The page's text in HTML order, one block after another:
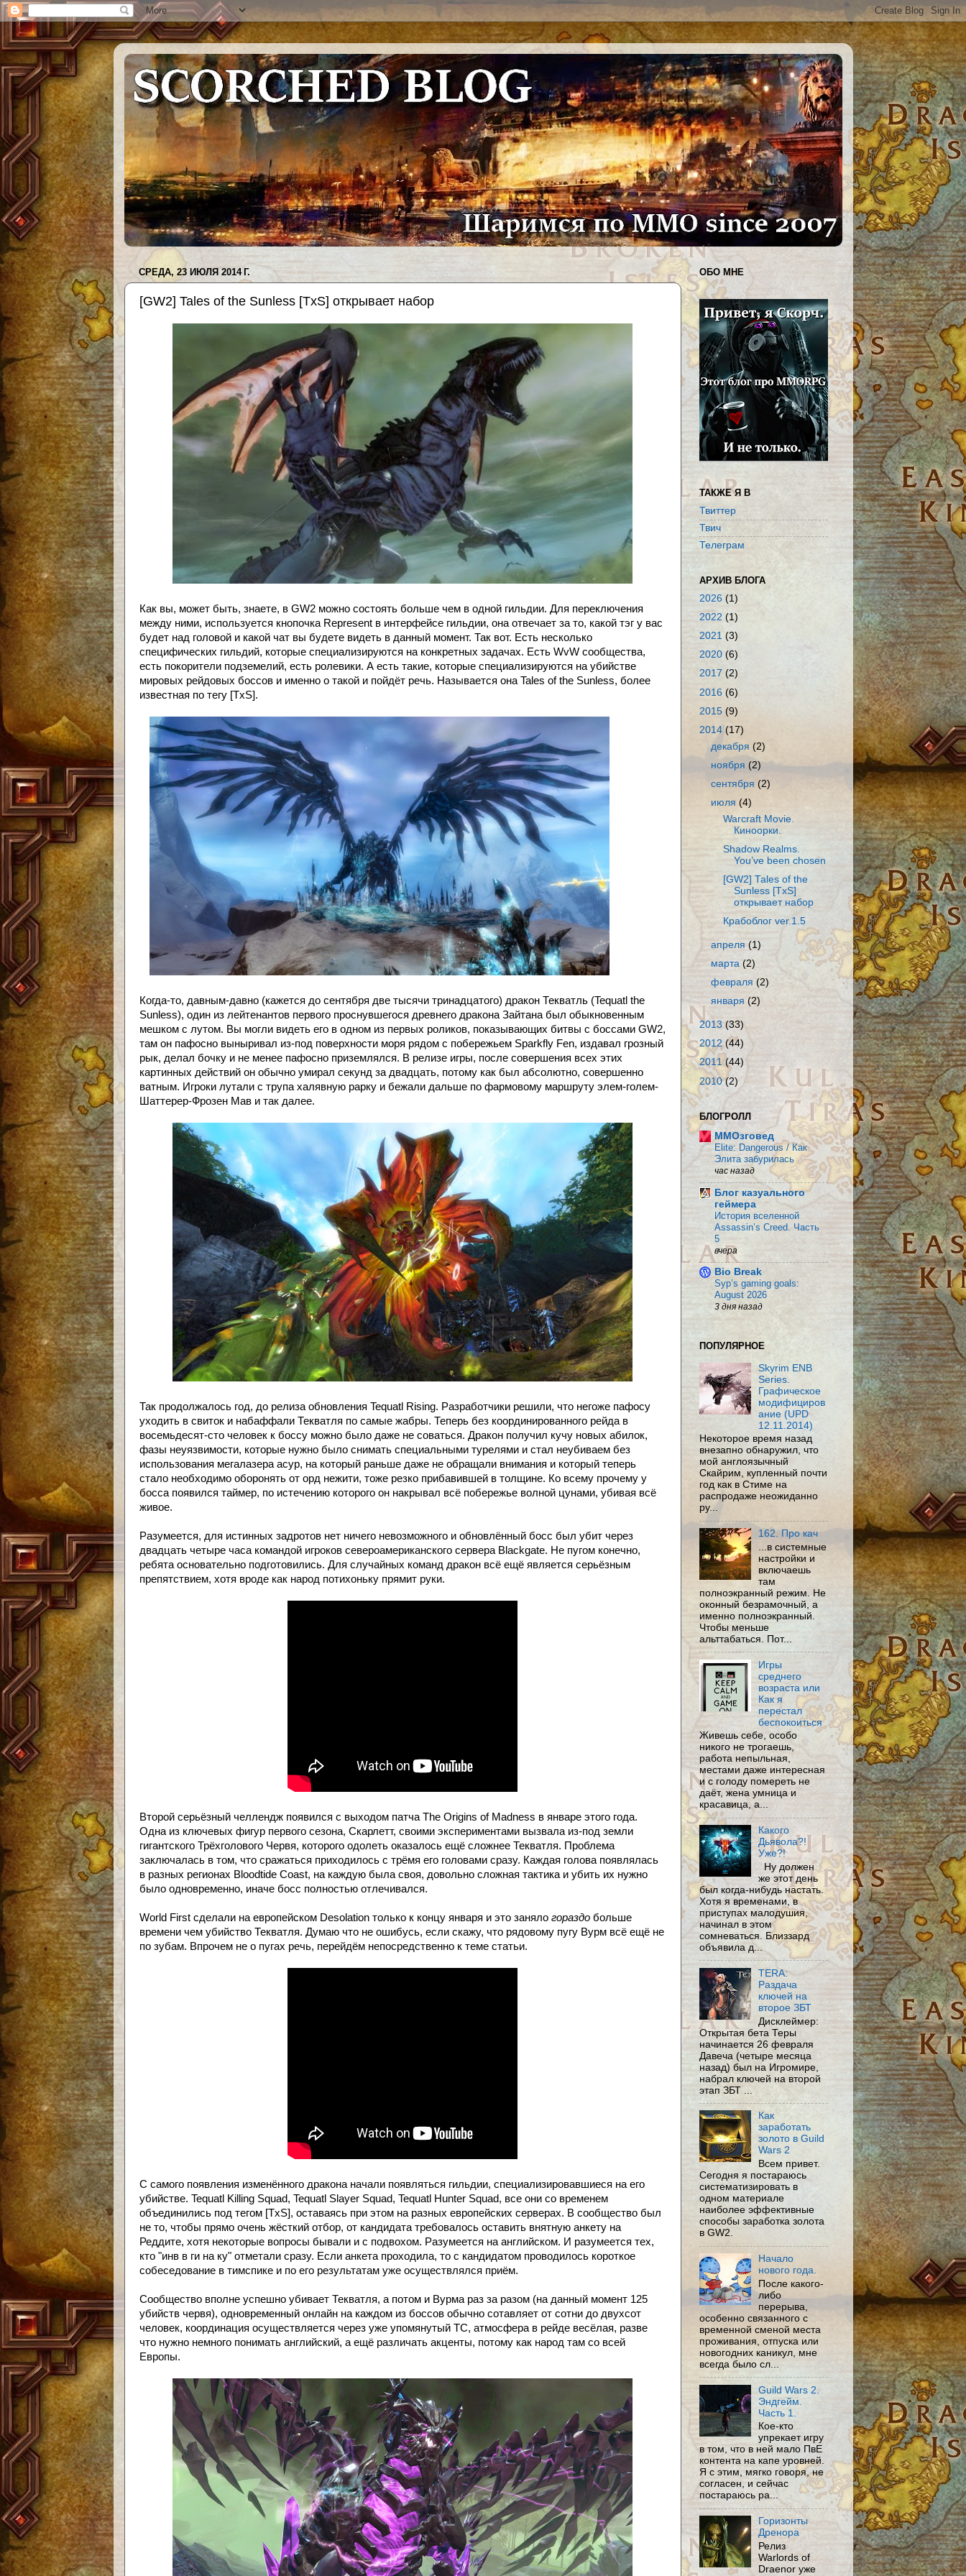
СРЕДА, 23 ИЮЛЯ 2014 Г.
[GW2] Tales of the Sunless [TxS] открывает набор
Как вы, может быть, знаете, в GW2 можно состоять больше чем в одной гильдии. Для переключения
между ними, используется кнопочка Represent в интерфейсе гильдии, она отвечает за то, какой тэг у вас
будет над головой и какой чат вы будете видеть в данный момент. Так вот. Есть несколько
специфических гильдий, которые специализируются на конкретных задачах. Есть WvW сообщества,
есть покорители подземелий, есть ролевики. А есть такие, которые специализируются на убийстве
мировых рейдовых боссов и именно о такой и пойдёт речь. Называется она Tales of the Sunless, более
известная по тегу [TxS].
Когда-то, давным-давно (кажется до сентября две тысячи тринадцатого) дракон Текватль (Tequatl the
Sunless), один из лейтенантов первого проснувшегося древнего дракона Зайтана был обыкновенным
мешком с лутом. Вы могли видеть его в одном из первых роликов, показывающих битвы с боссами GW2,
там он пафосно выныривал из-под поверхности моря рядом с побережьем Sparkfly Fen, издавал грозный
рык, делал бочку и не менее пафосно приземлялся. В релизе игры, после совершения всех этих
картинных действий он обычно умирал секунд за двадцать, потому как был абсолютно, совершенно
ватным. Игроки лутали с трупа халявную рарку и бежали дальше по фармовому маршруту элем-голем-
Шаттерер-Фрозен Мав и так далее.
Так продолжалось год, до релиза обновления Tequatl Rising. Разработчики решили, что негоже пафосу
уходить в свиток и набаффали Текватля по самые жабры. Теперь без координированного рейда в
восемьдесят-сто человек к боссу можно было даже не соваться. Дракон получил кучу новых абилок,
фазы неуязвимости, которые нужно было снимать специальными турелями и стал неубиваем без
использования мегалазера асур, на который раньше даже не обращали внимания и который теперь
стало необходимо оборонять от орд нежити, тоже резко прибавившей в толщине. Ко всему прочему у
босса появился таймер, по истечению которого он накрывал всё побережье волной цунами, убивая всё
живое.
Разумеется, для истинных задротов нет ничего невозможного и обновлённый босс был убит через
двадцать четыре часа командой игроков североамериканского сервера Blackgate. Не пугом конечно,
ребята основательно подготовились. Для случайных команд дракон всё ещё является серьёзным
препятствием, хотя вроде как народ потихоньку прямит руки.
Второй серьёзный челлендж появился с выходом патча The Origins of Madness в январе этого года.
Одна из ключевых фигур первого сезона, Скарлетт, своими экспериментами вызвала из-под земли
гигантского Трёхголового Червя, которого одолеть оказалось ещё сложнее Текватля. Проблема
заключалась в том, что сражаться приходилось с трёмя его головами сразу. Каждая голова появлялась
в разных регионах Bloodtide Coast, на каждую была своя, довольно сложная тактика и убить их нужно
было одновременно, иначе босс полностью отлечивался.
World First сделали на европейском Desolation только к концу января и это заняло гораздобольше
времени чем убийство Текватля. Думаю что не ошибусь, если скажу, что рядовому пугу Вурм всё ещё не
по зубам. Впрочем не о пугах речь, перейдём непосредственно к теме статьи.
С самого появления изменённого дракона начали появляться гильдии, специализировавшиеся на его
убийстве. Tequatl Killing Squad, Tequatl Slayer Squad, Tequatl Hunter Squad, все они со временем
объединились под тегом [TxS], оставаясь при этом на разных европейских серверах. В сообщество был
не то, чтобы прямо очень жёсткий отбор, от кандидата требовалось оставить внятную анкету на
Реддите, хотя некоторые вопросы бывали и с подвохом. Разумеется на английском. И разумеется тех,
кто "инв в ги на ку" отметали сразу. Если анкета проходила, то с кандидатом проводилось короткое
собеседование в тимспике и по его результатам уже осуществлялся приём.
Сообщество вполне успешно убивает Текватля, а потом и Вурма раз за разом (на данный момент 125
убийств червя), одновременный онлайн на каждом из боссов обычно сотавляет от сотни до двухсот
человек, координация осуществляется через уже упомянутый ТС, атмосфера в рейде весёлая, разве
что нужно немного понимать английский, а ещё различать акценты, потому как народ там со всей
Европы.
ОБО МНЕ
ТАКЖЕ Я В
Твиттер
Твич
Телеграм
АРХИВ БЛОГА
2026 (1)
2022 (1)
2021 (3)
2020 (6)
2017 (2)
2016 (6)
2015 (9)
2014 (17)
декабря (2)
ноября (2)
сентября (2)
июля (4)
Warcraft Movie.
Киноорки.
Shadow Realms.
You’ve been chosen
[GW2] Tales of the
Sunless [TxS]
открывает набор
Крабоблог ver.1.5
апреля (1)
марта (2)
февраля (2)
января (2)
2013 (33)
2012 (44)
2011 (44)
2010 (2)
БЛОГРОЛЛ
MMOзговед
Elite: Dangerous / Как
Элита забурилась
час назад
Блог казуального
геймера
История вселенной
Assassin’s Creed. Часть
5
вчера
Bio Break
Syp’s gaming goals:
August 2026
3 дня назад
ПОПУЛЯРНОЕ
Skyrim ENB
Series.
Графическое
модифициров
ание (UPD
12.11.2014)
Некоторое время назад
внезапно обнаружил, что
мой англоязычный
Скайрим, купленный почти
год как в Стиме на
распродаже неожиданно
ру...
162. Про кач
...в системные
настройки и
включаешь
там
полноэкранный режим. Не
оконный безрамочный, а
именно полноэкранный.
Чтобы меньше
альттабаться. Пот...
Игры
среднего
возраста или
Как я
перестал
беспокоиться
Живешь себе, особо
никого не трогаешь,
работа непыльная,
местами даже интересная
и с голоду помереть не
даёт, жена умница и
красавица, а...
Какого
Дьявола?!
Уже?!
Ну должен
же этот день
был когда-нибудь настать.
Хотя я временами, в
приступах малодушия,
начинал в этом
сомневаться. Близзард
объявила д...
TERA:
Раздача
ключей на
второе ЗБТ
Дисклеймер:
Открытая бета Теры
начинается 26 февраля
Давеча (четыре месяца
назад) был на Игромире,
набрал ключей на второй
этап ЗБТ ...
Как
заработать
золото в Guild
Wars 2
Всем привет.
Сегодня я постараюсь
систематизировать в
одном материале
наиболее эффективные
способы заработка золота
в GW2.
Начало
нового года.
После какого-
либо
перерыва,
особенно связанного с
временной сменой места
проживания, отпуска или
новогодних каникул, мне
всегда было сл...
Guild Wars 2.
Эндгейм.
Часть 1.
Кое-кто
упрекает игру
в том, что в ней мало ПвЕ
контента на капе уровней.
Я с этим, мягко говоря, не
согласен, и сейчас
постараюсь ра...
Горизонты
Дренора
Релиз
Warlords of
Draenor уже